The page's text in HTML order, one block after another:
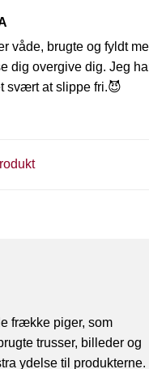
våde, brugte og fyldt
dig overgive dig. Jeg
svært at slippe fri.😈
frække piger, som
trusser, billeder og
ydelse til produkterne.